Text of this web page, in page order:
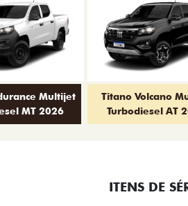
Multijet
MT 2026
Titano Volcano
Turbodiesel AT
ITENS DE